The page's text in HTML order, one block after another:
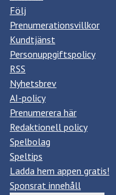
Följ
Prenumerationsvillkor
Kundtjänst
Personuppgiftspolicy
RSS
Nyhetsbrev
AI-policy
Prenumerera här
Redaktionell policy
Spelbolag
Speltips
Ladda hem appen gratis!
Sponsrat innehåll